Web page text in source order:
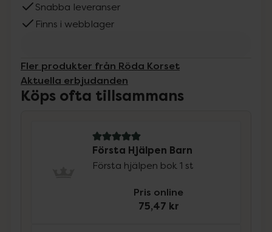
Snabba leveranser
Finns i webblager
Fler produkter från Röda Korset
Aktuella erbjudanden
Köps ofta tillsammans
5 av 5 i omdöme
Första Hjälpen Barn
Första hjälpen bok 1 st
Pris online
75,47 kr